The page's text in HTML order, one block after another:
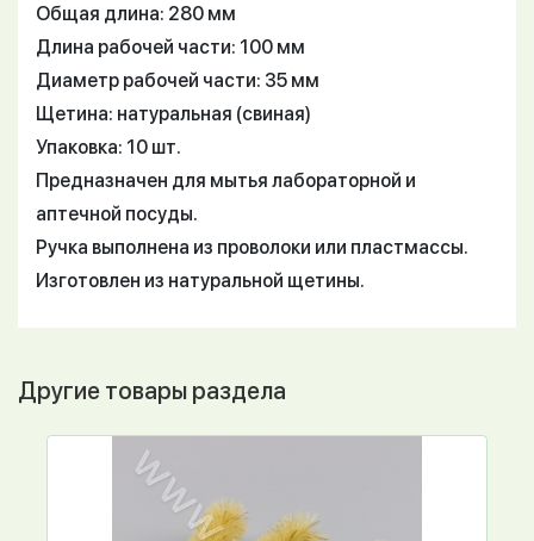
Общая длина: 280 мм
Длина рабочей части: 100 мм
Диаметр рабочей части: 35 мм
Щетина: натуральная (свиная)
Упаковка: 10 шт.
Предназначен для мытья лабораторной и
аптечной посуды.
Ручка выполнена из проволоки или пластмассы.
Изготовлен из натуральной щетины.
Другие товары раздела